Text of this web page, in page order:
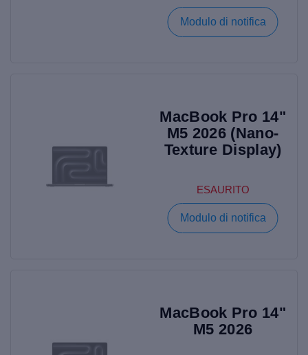
Modulo di notifica
MacBook Pro 14"
M5 2026 (Nano-
Texture Display)
ESAURITO
Modulo di notifica
MacBook Pro 14"
M5 2026